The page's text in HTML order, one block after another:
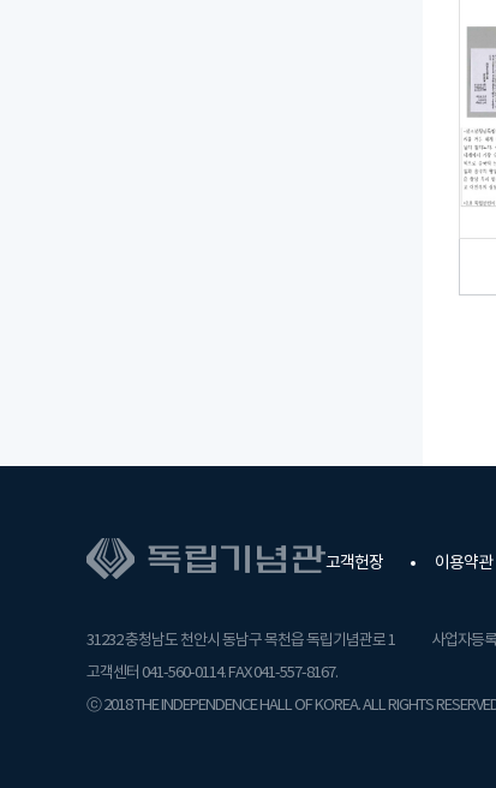
고객헌장 이용약관
31232 충청남도 천안시 동남구 목천읍 독립기념관로 1
사업자등
고객센터 041-560-0114. FAX 041-557-8167.
ⓒ 2018 THE INDEPENDENCE HALL OF KOREA. ALL RIGHTS